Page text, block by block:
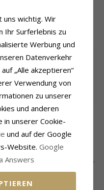
in
60,-
11 mm Scrouples
Kreole in Silber
CHANTI Preis
AUCH
wichtig. Wir
Ihr Surferlebnis zu
Werbung und
Datenverkehr
„Alle akzeptieren“
Verwendung von
zu unserer
und anderen
in unserer Cookie-
und auf der Google
Website. Google
Answers